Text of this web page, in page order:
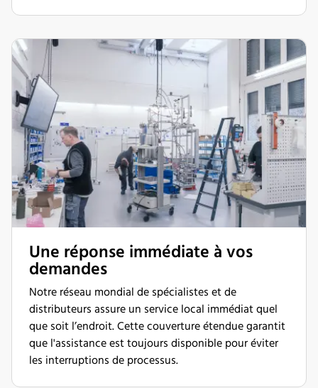
Une réponse immédiate à vos
demandes
Notre réseau mondial de spécialistes et de
distributeurs assure un service local immédiat quel
que soit l’endroit. Cette couverture étendue garantit
que l'assistance est toujours disponible pour éviter
les interruptions de processus.